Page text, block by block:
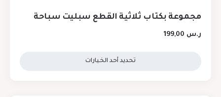
مجموعة بكتاب ثلاثية القطع سبليت سباحة
ر.س
تحديد أحد الخيارات